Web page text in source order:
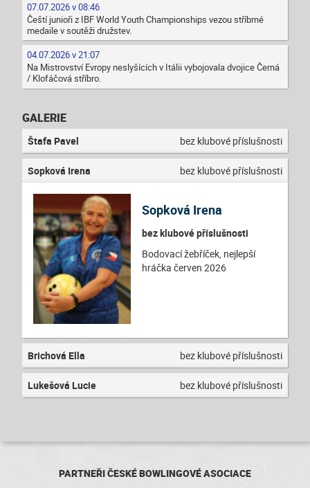
07.07.2026 v 08:46
Čeští junioři z IBF World Youth Championships vezou stříbrné
medaile v soutěži družstev.
04.07.2026 v 21:07
Na Mistrovství Evropy neslyšících v Itálii vybojovala dvojice Černá
/ Klofáčová stříbro.
GALERIE
Štafa Pavel bez klubové příslušnosti
Sopková Irena bez klubové příslušnosti
Sopková Irena
bez klubové příslušnosti
Bodovací žebříček, nejlepší
hráčka červen 2026
Brichová Ella bez klubové příslušnosti
Lukešová Lucie bez klubové příslušnosti
PARTNEŘI ČESKÉ BOWLINGOVÉ ASOCIACE